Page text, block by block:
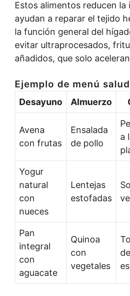
Estos alimentos reducen la
ayudan a reparar el tejido
la función general del
evitar ultraprocesados,
añadidos, que solo
Ejemplo de menú
Desayuno Almuerzo
Avena
con frutas
Ensalada
de pollo
a
Yogur
natural
con
nueces
Lentejas
estofadas
Pan
integral
con
aguacate
Quinoa
con
vegetales
de